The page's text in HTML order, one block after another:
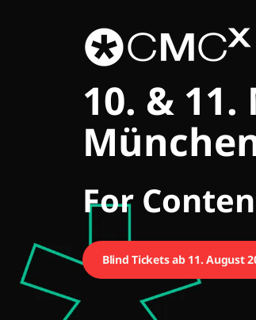
CMCX
10. & 11.
For
Blind Tickets ab 11. August